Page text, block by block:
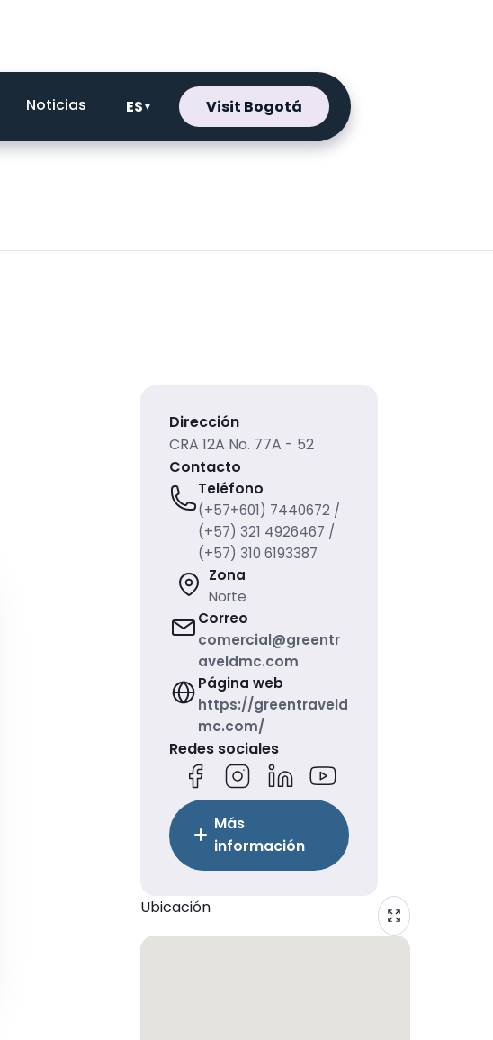
Noticias ES ▼ Visit Bogotá
Dirección
CRA 12A No. 77A - 52
Contacto
Teléfono
(+57+601) 7440672 /
(+57) 321 4926467 /
(+57) 310 6193387
Zona
Norte
Correo
comercial@greentr
aveldmc.com
Página web
https://greentraveld
mc.com/
Redes sociales
Más
información
Ubicación